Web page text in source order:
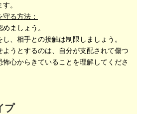
。
る方法：
ましょう。
、相手との接触は制限しましょう。
うとするのは、自分が支配されて傷つ
怖心からきていることを理解してくださ
プ